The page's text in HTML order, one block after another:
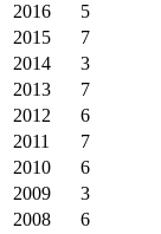
2016
5
2015
7
2014
3
2013
7
2012
6
2011
7
2010
6
2009
3
2008
6